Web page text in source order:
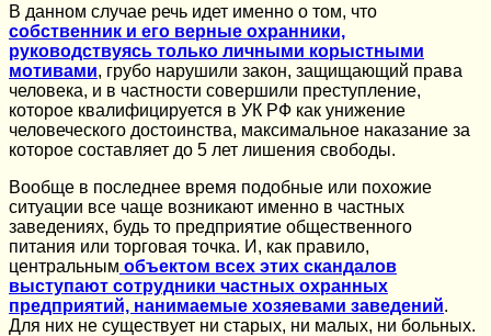
В данном случае речь идет именно о том, что
собственник и его верные охранники,
руководствуясь только личными корыстными
мотивами, грубо нарушили закон, защищающий права
человека, и в частности совершили преступление,
которое квалифицируется в УК РФ как унижение
человеческого достоинства, максимальное наказание за
которое составляет до 5 лет лишения свободы.
Вообще в последнее время подобные или похожие
ситуации все чаще возникают именно в частных
заведениях, будь то предприятие общественного
питания или торговая точка. И, как правило,
центральным объектом всех этих скандалов
выступают сотрудники частных охранных
предприятий, нанимаемые хозяевами заведений.
Для них не существует ни старых, ни малых, ни больных.